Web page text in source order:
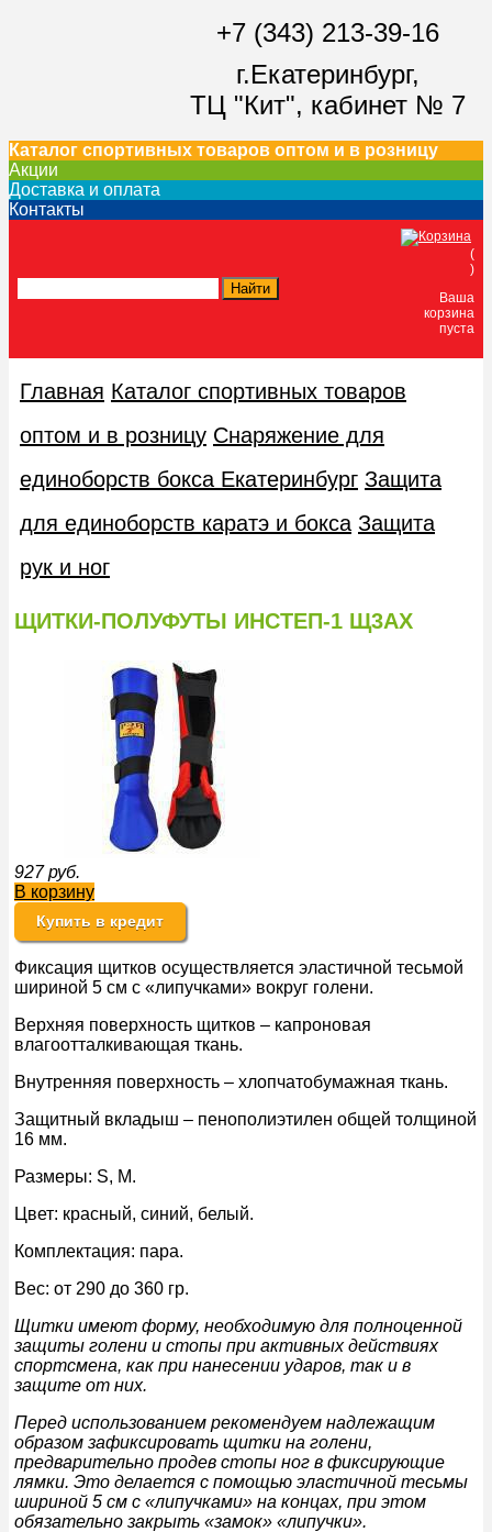
+7 (343) 213-39-16
г.Екатеринбург,
ТЦ "Кит", кабинет № 7
Каталог спортивных товаров оптом и в розницу
Акции
Доставка и оплата
Контакты
(
)
Ваша
корзина
пуста
Главная Каталог спортивных товаров
оптом и в розницу Снаряжение для
единоборств бокса Екатеринбург Защита
для единоборств каратэ и бокса Защита
рук и ног
ЩИТКИ-ПОЛУФУТЫ ИНСТЕП-1 Щ3АХ
927 руб.
В корзину
Купить в кредит
Фиксация щитков осуществляется эластичной тесьмой
шириной 5 см с «липучками» вокруг голени.
Верхняя поверхность щитков – капроновая
влагоотталкивающая ткань.
Внутренняя поверхность – хлопчатобумажная ткань.
Защитный вкладыш – пенополиэтилен общей толщиной
16 мм.
Размеры: S, M.
Цвет: красный, синий, белый.
Комплектация: пара.
Вес: от 290 до 360 гр.
Щитки имеют форму, необходимую для полноценной
защиты голени и стопы при активных действиях
спортсмена, как при нанесении ударов, так и в
защите от них.
Перед использованием рекомендуем надлежащим
образом зафиксировать щитки на голени,
предварительно продев стопы ног в фиксирующие
лямки. Это делается с помощью эластичной тесьмы
шириной 5 см с «липучками» на концах, при этом
обязательно закрыть «замок» «липучки».